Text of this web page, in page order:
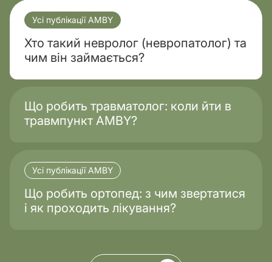
Усі публікації AMBY
Хто такий невролог (невропатолог) та
чим він займається?
Що робить травматолог: коли йти в
травмпункт AMBY?
Усі публікації AMBY
Що робить ортопед: з чим звертатися
і як проходить лікування?